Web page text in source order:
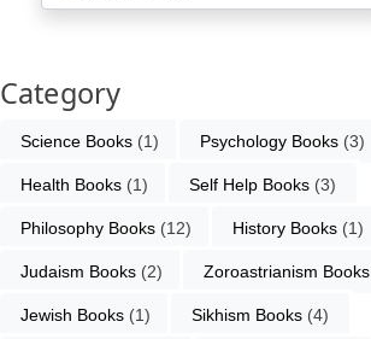
Category
Science Books (1) Psychology Books (3)
Health Books (1) Self Help Books (3)
Philosophy Books (12) History Books (1)
Judaism Books (2) Zoroastrianism Books
Jewish Books (1) Sikhism Books (4)